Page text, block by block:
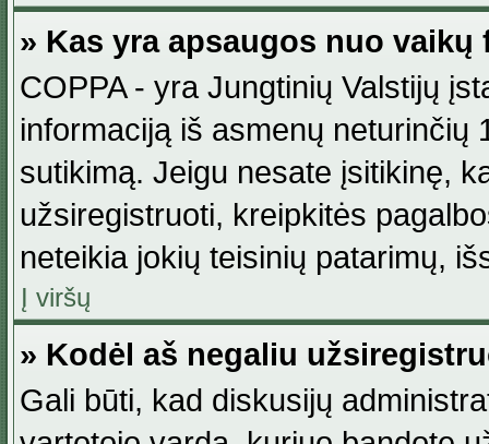
» Kas yra apsaugos nuo vaikų
COPPA - yra Jungtinių Valstijų
informaciją iš asmenų neturinčių
sutikimą. Jeigu nesate įsitikinę,
užsiregistruoti, kreipkitės
neteikia jokių teisinių patarimų,
Į viršų
» Kodėl aš negaliu
Gali būti, kad diskusijų